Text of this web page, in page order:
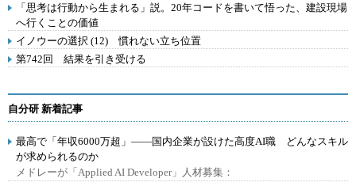
「思考は行動から生まれる」説。20年コードを書いて悟った、建設現場
へ行くことの価値
イノウーの選択 (12) 慣れない立ち位置
第742回 結果を引き受ける
自分研 新着記事
最高で「年収6000万超」――国内企業が設けた高度AI職 どんなスキル
が求められるのか
メドレーが「Applied AI Developer」人材募集：